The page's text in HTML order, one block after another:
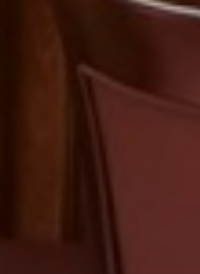
Previous